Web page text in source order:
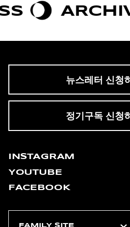
뉴스레터 신청
정기구독 신청
INSTAGRAM
YOUTUBE
FACEBOOK